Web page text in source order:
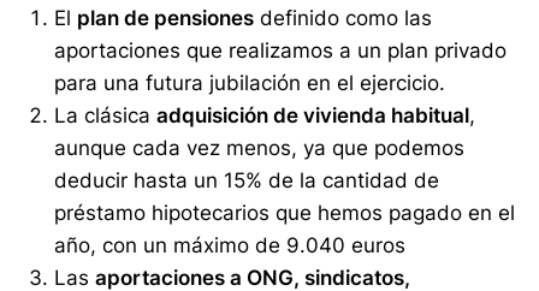
El plan de pensiones definido como las
aportaciones que realizamos a un plan privado
para una futura jubilación en el ejercicio.
La clásica adquisición de vivienda habitual,
aunque cada vez menos, ya que podemos
deducir hasta un 15% de la cantidad de
préstamo hipotecarios que hemos pagado en el
año, con un máximo de 9.040 euros
Las aportaciones a ONG, sindicatos,